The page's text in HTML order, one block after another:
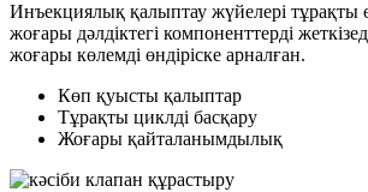
Инъекциялық қалыптау жүйелері тұрақты
жоғары дәлдіктегі компоненттерді
жоғары көлемді өндіріске арналған.
Көп қуысты қалыптар
Тұрақты циклді басқару
Жоғары қайталанымдылық